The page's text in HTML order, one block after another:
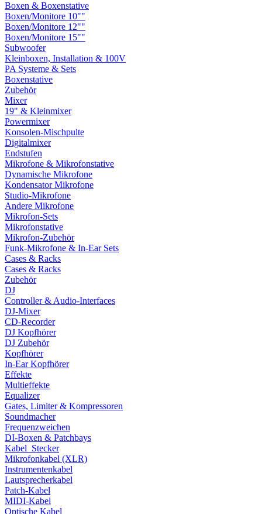
Boxen & Boxenstative
Boxen/Monitore 10""
Boxen/Monitore 12""
Boxen/Monitore 15""
Subwoofer
Kleinboxen, Installation & 100V
PA Systeme & Sets
Boxenstative
Zubehör
Mixer
19" & Kleinmixer
Powermixer
Konsolen-Mischpulte
Digitalmixer
Endstufen
Mikrofone & Mikrofonstative
Dynamische Mikrofone
Kondensator Mikrofone
Studio-Mikrofone
Andere Mikrofone
Mikrofon-Sets
Mikrofonstative
Mikrofon-Zubehör
Funk-Mikrofone & In-Ear Sets
Cases & Racks
Cases & Racks
Zubehör
DJ
Controller & Audio-Interfaces
DJ-Mixer
CD-Recorder
DJ Kopfhörer
DJ Zubehör
Kopfhörer
In-Ear Kopfhörer
Effekte
Multieffekte
Equalizer
Gates, Limiter & Kompressoren
Soundmacher
Frequenzweichen
DI-Boxen & Patchbays
Kabel_Stecker
Mikrofonkabel (XLR)
Instrumentenkabel
Lautsprecherkabel
Patch-Kabel
MIDI-Kabel
Optische Kabel